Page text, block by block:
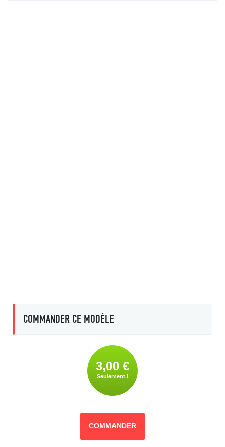
COMMANDER CE MODÈLE
3,00 €
Seulement !
COMMANDER